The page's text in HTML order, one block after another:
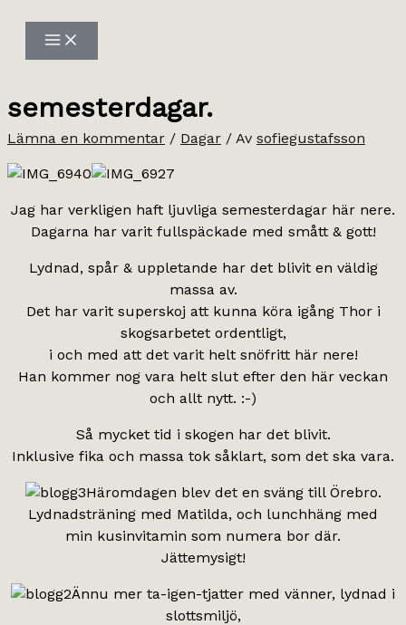
innehåll
semesterdagar.
Lämna en kommentar / Dagar / Av sofiegustafsson
Jag har verkligen haft ljuvliga semesterdagar här nere.
Dagarna har varit fullspäckade med smått & gott!
Lydnad, spår & uppletande har det blivit en väldig
massa av.
Det har varit superskoj att kunna köra igång Thor i
skogsarbetet ordentligt,
i och med att det varit helt snöfritt här nere!
Han kommer nog vara helt slut efter den här veckan
och allt nytt. :-)
Så mycket tid i skogen har det blivit.
Inklusive fika och massa tok såklart, som det ska vara.
Häromdagen blev det en sväng till Örebro.
Lydnadsträning med Matilda, och lunchhäng med
min kusinvitamin som numera bor där.
Jättemysigt!
Ännu mer ta-igen-tjatter med vänner, lydnad i
slottsmiljö,